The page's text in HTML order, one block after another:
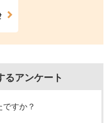
るアンケート
すか？